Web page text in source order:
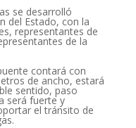
se desarrolló
del Estado, con la
representantes de
de la
contará con
de ancho, estará
sentido, paso
será fuerte y
el tránsito de